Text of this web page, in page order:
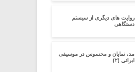
روایت های دیگری از سیستم
دستگاهی
مد، نمایان و محسوس در موسیقی
ایرانی (۲)